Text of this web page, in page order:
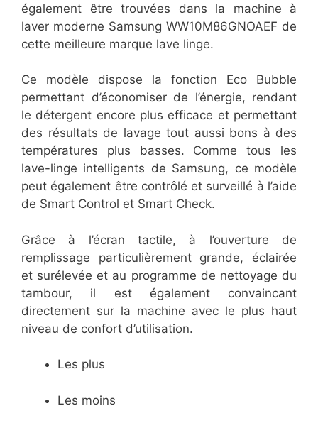
également être trouvées dans la machine à
laver moderne Samsung WW10M86GNOAEF de
cette meilleure marque lave linge.
Ce modèle dispose la fonction Eco Bubble
permettant d’économiser de l’énergie, rendant
le détergent encore plus efficace et permettant
des résultats de lavage tout aussi bons à des
températures plus basses. Comme tous les
lave-linge intelligents de Samsung, ce modèle
peut également être contrôlé et surveillé à l’aide
de Smart Control et Smart Check.
Grâce à l’écran tactile, à l’ouverture de
remplissage particulièrement grande, éclairée
et surélevée et au programme de nettoyage du
tambour, il est également convaincant
directement sur la machine avec le plus haut
niveau de confort d’utilisation.
Les plus
Les moins